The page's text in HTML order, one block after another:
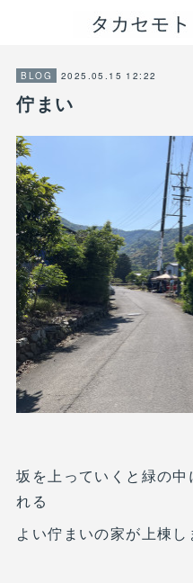
BLOG 2025.05.15 12:22
佇まい
坂を上っていくと緑の
れる
よい佇まいの家が上棟し